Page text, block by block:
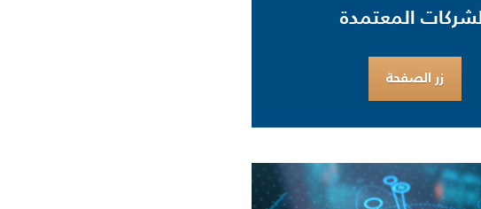
الشركات المعتمدة
زر الصفحة